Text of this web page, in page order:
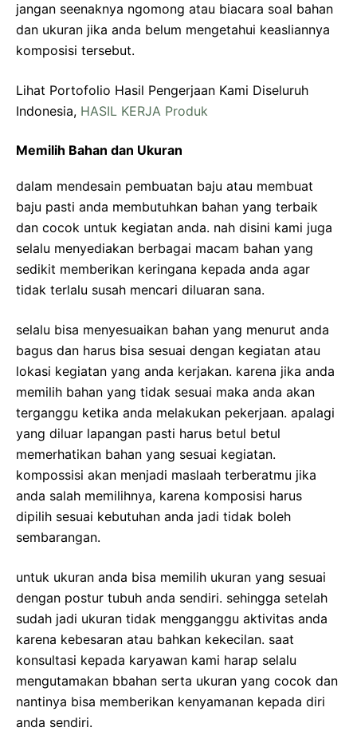
jangan seenaknya ngomong atau biacara soal bahan
dan ukuran jika anda belum mengetahui keasliannya
komposisi tersebut.
Lihat Portofolio Hasil Pengerjaan Kami Diseluruh
Indonesia, HASIL KERJA Produk
Memilih Bahan dan Ukuran
dalam mendesain pembuatan baju atau membuat
baju pasti anda membutuhkan bahan yang terbaik
dan cocok untuk kegiatan anda. nah disini kami juga
selalu menyediakan berbagai macam bahan yang
sedikit memberikan keringana kepada anda agar
tidak terlalu susah mencari diluaran sana.
selalu bisa menyesuaikan bahan yang menurut anda
bagus dan harus bisa sesuai dengan kegiatan atau
lokasi kegiatan yang anda kerjakan. karena jika anda
memilih bahan yang tidak sesuai maka anda akan
terganggu ketika anda melakukan pekerjaan. apalagi
yang diluar lapangan pasti harus betul betul
memerhatikan bahan yang sesuai kegiatan.
kompossisi akan menjadi maslaah terberatmu jika
anda salah memilihnya, karena komposisi harus
dipilih sesuai kebutuhan anda jadi tidak boleh
sembarangan.
untuk ukuran anda bisa memilih ukuran yang sesuai
dengan postur tubuh anda sendiri. sehingga setelah
sudah jadi ukuran tidak mengganggu aktivitas anda
karena kebesaran atau bahkan kekecilan. saat
konsultasi kepada karyawan kami harap selalu
mengutamakan bbahan serta ukuran yang cocok dan
nantinya bisa memberikan kenyamanan kepada diri
anda sendiri.